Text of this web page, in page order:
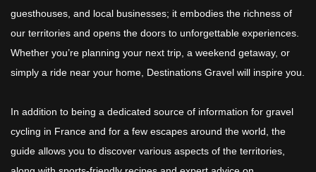
guesthouses, and local businesses; it embodies the richness of
our territories and opens the doors to unforgettable experiences.
Whether you’re planning your next trip, a weekend getaway, or
simply a ride near your home, Destinations Gravel will inspire you.
In addition to being a dedicated source of information for gravel
cycling in France and for a few escapes around the world, the
guide allows you to discover various aspects of the territories,